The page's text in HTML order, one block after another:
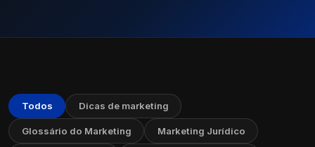
Todos Dicas de marketing
Glossário do Marketing Marketing Jurídico